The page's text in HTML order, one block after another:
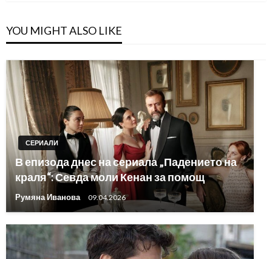
YOU MIGHT ALSO LIKE
СЕРИАЛИ
В епизода днес на сериала „Падението на
краля“: Севда моли Кенан за помощ
Румяна Иванова 09.04.2026